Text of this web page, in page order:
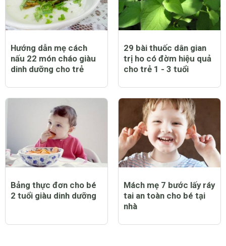
Hướng dẫn mẹ cách
nấu 22 món cháo giàu
dinh dưỡng cho trẻ
29 bài thuốc dân gian
trị ho có đờm hiệu quả
cho trẻ 1 - 3 tuổi
Bảng thực đơn cho bé
2 tuổi giàu dinh dưỡng
Mách mẹ 7 bước lấy ráy
tai an toàn cho bé tại
nhà